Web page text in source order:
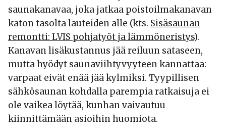
saunakanavaa, joka jatkaa poistoilmakanavan
katon tasolta lauteiden alle (kts. Sisäsaunan
remontti: LVIS pohjatyöt ja lämmöneristys).
Kanavan lisäkustannus jää reiluun sataseen,
mutta hyödyt saunaviihtyvyyteen kannattaa:
varpaat eivät enää jää kylmiksi. Tyypillisen
sähkösaunan kohdalla parempia ratkaisuja ei
ole vaikea löytää, kunhan vaivautuu
kiinnittämään asioihin huomiota.